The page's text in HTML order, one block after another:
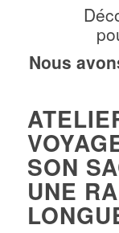
Nous
SON
UNE